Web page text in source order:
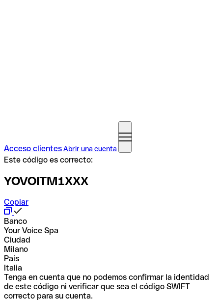
Acceso clientesAbrir una cuenta
Este código es correcto:
YOVOITM1XXX
Copiar
Banco
Your Voice Spa
Ciudad
Milano
País
Italia
Tenga en cuenta que no podemos confirmar la identidad
de este código ni verificar que sea el código SWIFT
correcto para su cuenta.